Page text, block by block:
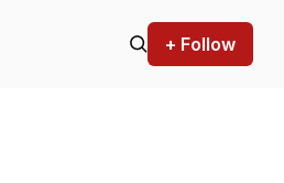
+ Follow